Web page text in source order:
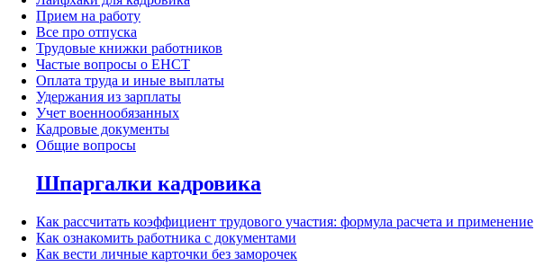
Прием на работу
Все про отпуска
Трудовые книжки работников
Частые вопросы о ЕНСТ
Оплата труда и иные выплаты
Удержания из зарплаты
Учет военнообязанных
Кадровые документы
Общие вопросы
Шпаргалки кадровика
Как рассчитать коэффициент трудового участия: формула расчета и применение
Как ознакомить работника с документами
Как вести личные карточки без заморочек